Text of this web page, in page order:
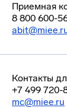
Приемная
8 800 600-
Контакты
+7 499 720-
mc@miee.ru